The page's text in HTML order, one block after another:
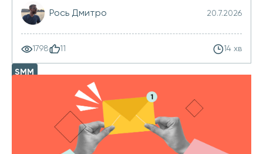
Рось Дмитро 20.7.2026
1798 11 14 хв
SMM